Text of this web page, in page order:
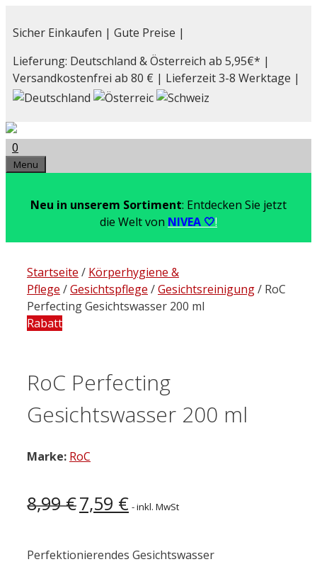
Inhalt
Sicher Einkaufen | Gute Preise |
Lieferung: Deutschland & Österreich ab 5,95€* |
Versandkostenfrei ab 80 € | Lieferzeit 3-8 Werktage |
0
Menu
Neu in unserem Sortiment: Entdecken Sie jetzt
die Welt von NIVEA 🤍!
Startseite / Körperhygiene &
Pflege /Gesichtspflege /Gesichtsreinigung/ RoC
Perfecting Gesichtswasser 200 ml
Rabatt
RoC Perfecting
Gesichtswasser 200 ml
Marke: RoC
8,99€ Ursprünglicher
Preis
8,99 €
7,59 €Aktueller
Preis
7,59 €.
- inkl. MwSt
Perfektionierendes Gesichtswasser